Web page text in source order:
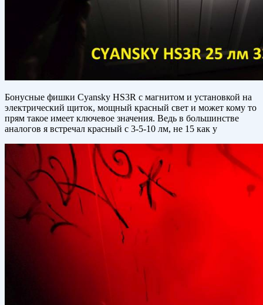
Бонусные фишки Cyansky HS3R с магнитом и установкой на
электрический щиток, мощный красный свет и может кому то
прям такое имеет ключевое значения. Ведь в большинстве
аналогов я встречал красный с 3-5-10 лм, не 15 как у